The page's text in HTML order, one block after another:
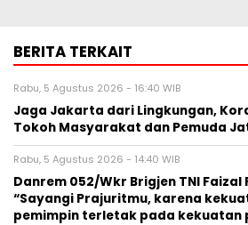
BERITA TERKAIT
Rabu, 5 Agustus 2026 - 16:40 WIB
Jaga Jakarta dari Lingkungan,
Tokoh Masyarakat dan Pemuda
Rabu, 5 Agustus 2026 - 14:40 WIB
Danrem 052/Wkr Brigjen TNI Faizal
“Sayangi Prajuritmu, karena
pemimpin terletak pada kekuatan